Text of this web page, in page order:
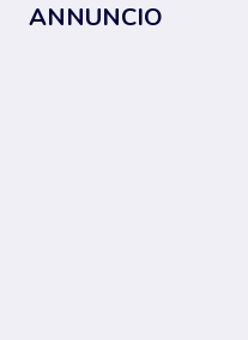
ANNUNCIO